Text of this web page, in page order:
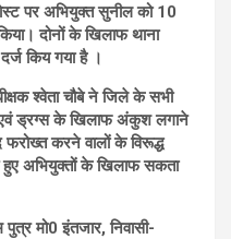
पर अभियुक्त सुनील को 10
दोनों के खिलाफ थाना
किय गया है ।
श्वेता चौबे ने जिले के सभी
एवं ड्रग्स के खिलाफ अंकुश लगाने
करने वालों के विरूद्ध
अभियुक्तों के खिलाफ सकता
मो0 इंतजार, निवासी-